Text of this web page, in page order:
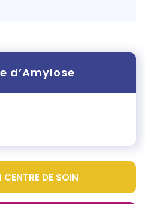
d’Amylose
CENTRE DE SOIN